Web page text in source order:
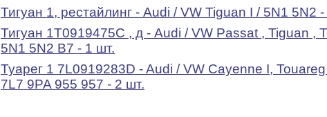
Тигуан 1, рестайлинг - Audi / VW Tiguan I / 5N1 5N2
Тигуан 1T0919475C , д - Audi / VW Passat , Tiguan ,
5N1 5N2 B7 - 1 шт.
Туарег 1 7L0919283D - Audi / VW Cayenne I,
7L7 9PA 955 957 - 2 шт.